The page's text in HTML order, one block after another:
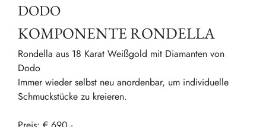
DODO
KOMPONENTE RONDELLA
Rondella aus 18 Karat Weißgold mit Diamanten von
Dodo
Immer wieder selbst neu anordenbar, um individuelle
Schmuckstücke zu kreieren.